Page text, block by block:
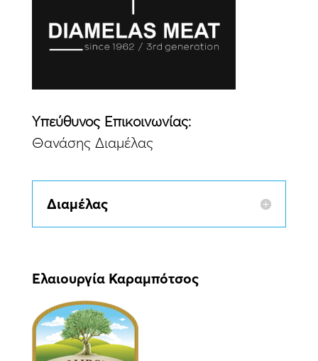
Yπεύθυνος Eπικοινωνίας:
Θανάσης Διαμέλας
Διαμέλας
Ελαιουργία Καραμπότσος